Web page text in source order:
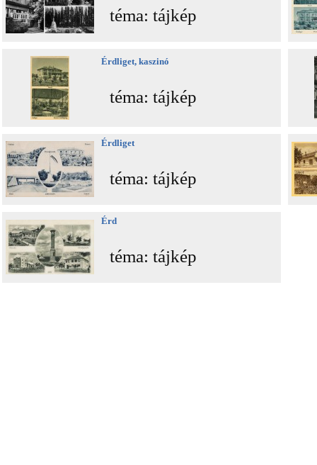
téma: tájkép
Érdliget, kaszinó
téma: tájkép
Érdliget
téma: tájkép
Érd
téma: tájkép